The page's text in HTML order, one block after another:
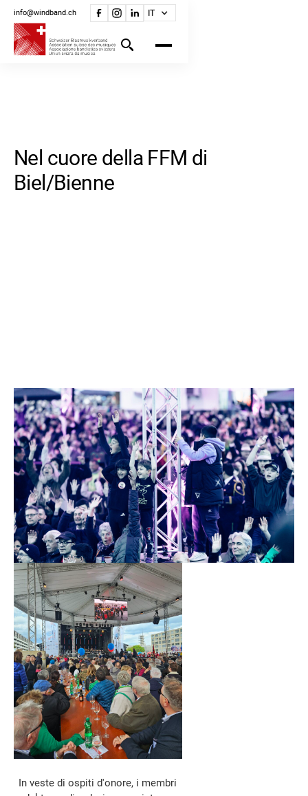
info@windband.ch IT
Nel cuore della FFM di
Biel/Bienne
La redazione di «unisono» si è mischiata alla folla e ha
raccolto varie impressioni sulla Festa: musicanti,
palcoscenici aperti e un pubblico grande in tutti i sensi.
In veste di ospiti d'onore, i membri